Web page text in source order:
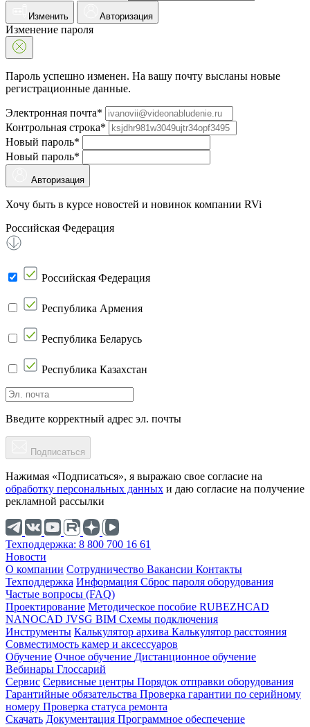
Изменить Авторизация
Изменение пароля
Пароль успешно изменен. На вашу почту высланы новые
регистрационные данные.
Электронная почта*
Контрольная строка*
Новый пароль*
Новый пароль*
Авторизация
Хочу быть в курсе новостей и новинок компании RVi
Российская Федерация
Российская Федерация
Республика Армения
Республика Беларусь
Республика Казахстан
Введите корректный адрес эл. почты
Подписаться
Нажимая «Подписаться», я выражаю свое согласие на
обработку персональных данных и даю согласие на получение
рекламной рассылки
Техподдержка: 8 800 700 16 61
Новости
О компании Cотрудничество Вакансии Контакты
Техподдержка Информация Сброс пароля оборудования
Частые вопросы (FAQ)
Проектирование Методическое пособие RUBEZHCAD
NANOCAD JVSG BIM Схемы подключения
Инструменты Калькулятор архива Калькулятор расстояния
Совместимость камер и аксессуаров
Обучение Очное обучение Дистанционное обучение
Вебинары Глоссарий
Сервис Сервисные центры Порядок отправки оборудования
Гарантийные обязательства Проверка гарантии по серийному
номеру Проверка статуса ремонта
Скачать Документация Программное обеспечение